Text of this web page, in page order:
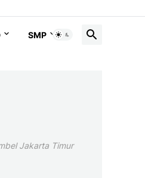
SMP SMA
Jakarta Timur